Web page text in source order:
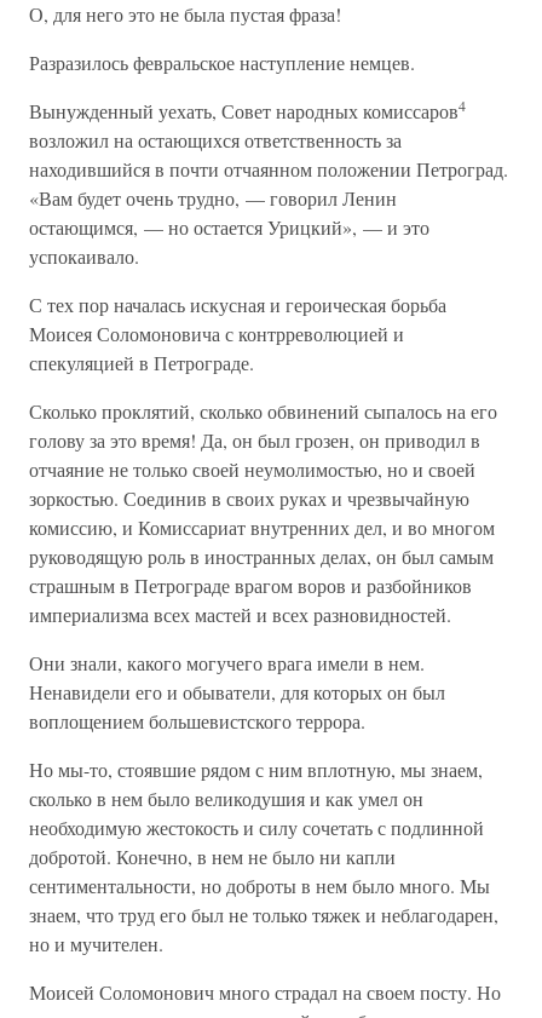
О, для него это не была пустая фраза!
Разразилось февральское наступление немцев.
Вынужденный уехать, Совет народных комиссаров4
возложил на остающихся ответственность за
находившийся в почти отчаянном положении Петроград.
«Вам будет очень трудно, — говорил Ленин
остающимся, — но остается Урицкий», — и это
успокаивало.
С тех пор началась искусная и героическая борьба
Моисея Соломоновича с контрреволюцией и
спекуляцией в Петрограде.
Сколько проклятий, сколько обвинений сыпалось на его
голову за это время! Да, он был грозен, он приводил в
отчаяние не только своей неумолимостью, но и своей
зоркостью. Соединив в своих руках и чрезвычайную
комиссию, и Комиссариат внутренних дел, и во многом
руководящую роль в иностранных делах, он был самым
страшным в Петрограде врагом воров и разбойников
империализма всех мастей и всех разновидностей.
Они знали, какого могучего врага имели в нем.
Ненавидели его и обыватели, для которых он был
воплощением большевистского террора.
Но мы-то, стоявшие рядом с ним вплотную, мы знаем,
сколько в нем было великодушия и как умел он
необходимую жестокость и силу сочетать с подлинной
добротой. Конечно, в нем не было ни капли
сентиментальности, но доброты в нем было много. Мы
знаем, что труд его был не только тяжек и неблагодарен,
но и мучителен.
Моисей Соломонович много страдал на своем посту. Но